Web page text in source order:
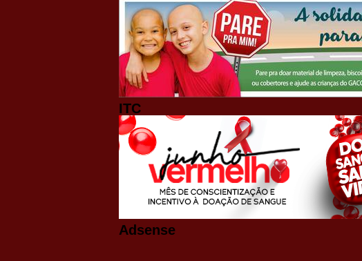
ITC
Adsense